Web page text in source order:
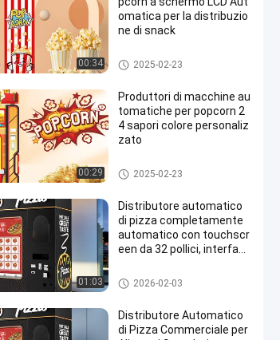
00:34
omatica per la distribuzio
ne di snack
Macchine automatiche per la v
endita di popcorn
2025-02-23
00:29
Produttori di macchine au
tomatiche per popcorn 2
4 sapori colore personaliz
zato
Macchine automatiche per la v
endita di popcorn
2025-02-23
01:03
Distributore automatico
di pizza completamente
automatico con touchscr
een da 32 pollici, interfac
lità 24 ore su 24, 7 giorni s
u 7
Distributore automatico della
pizza
2026-02-03
Distributore Automatico
di Pizza Commerciale per